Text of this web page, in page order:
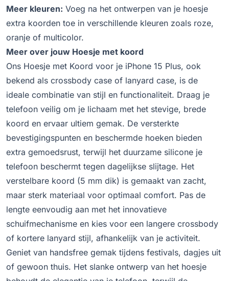
Meer kleuren: Voeg na het ontwerpen van je hoesje
extra koorden toe in verschillende kleuren zoals roze,
oranje of multicolor.
Meer over jouw Hoesje met koord
Ons Hoesje met Koord voor je iPhone 15 Plus, ook
bekend als crossbody case of lanyard case, is de
ideale combinatie van stijl en functionaliteit. Draag je
telefoon veilig om je lichaam met het stevige, brede
koord en ervaar ultiem gemak. De versterkte
bevestigingspunten en beschermde hoeken bieden
extra gemoedsrust, terwijl het duurzame silicone je
telefoon beschermt tegen dagelijkse slijtage. Het
verstelbare koord (5 mm dik) is gemaakt van zacht,
maar sterk materiaal voor optimaal comfort. Pas de
lengte eenvoudig aan met het innovatieve
schuifmechanisme en kies voor een langere crossbody
of kortere lanyard stijl, afhankelijk van je activiteit.
Geniet van handsfree gemak tijdens festivals, dagjes uit
of gewoon thuis. Het slanke ontwerp van het hoesje